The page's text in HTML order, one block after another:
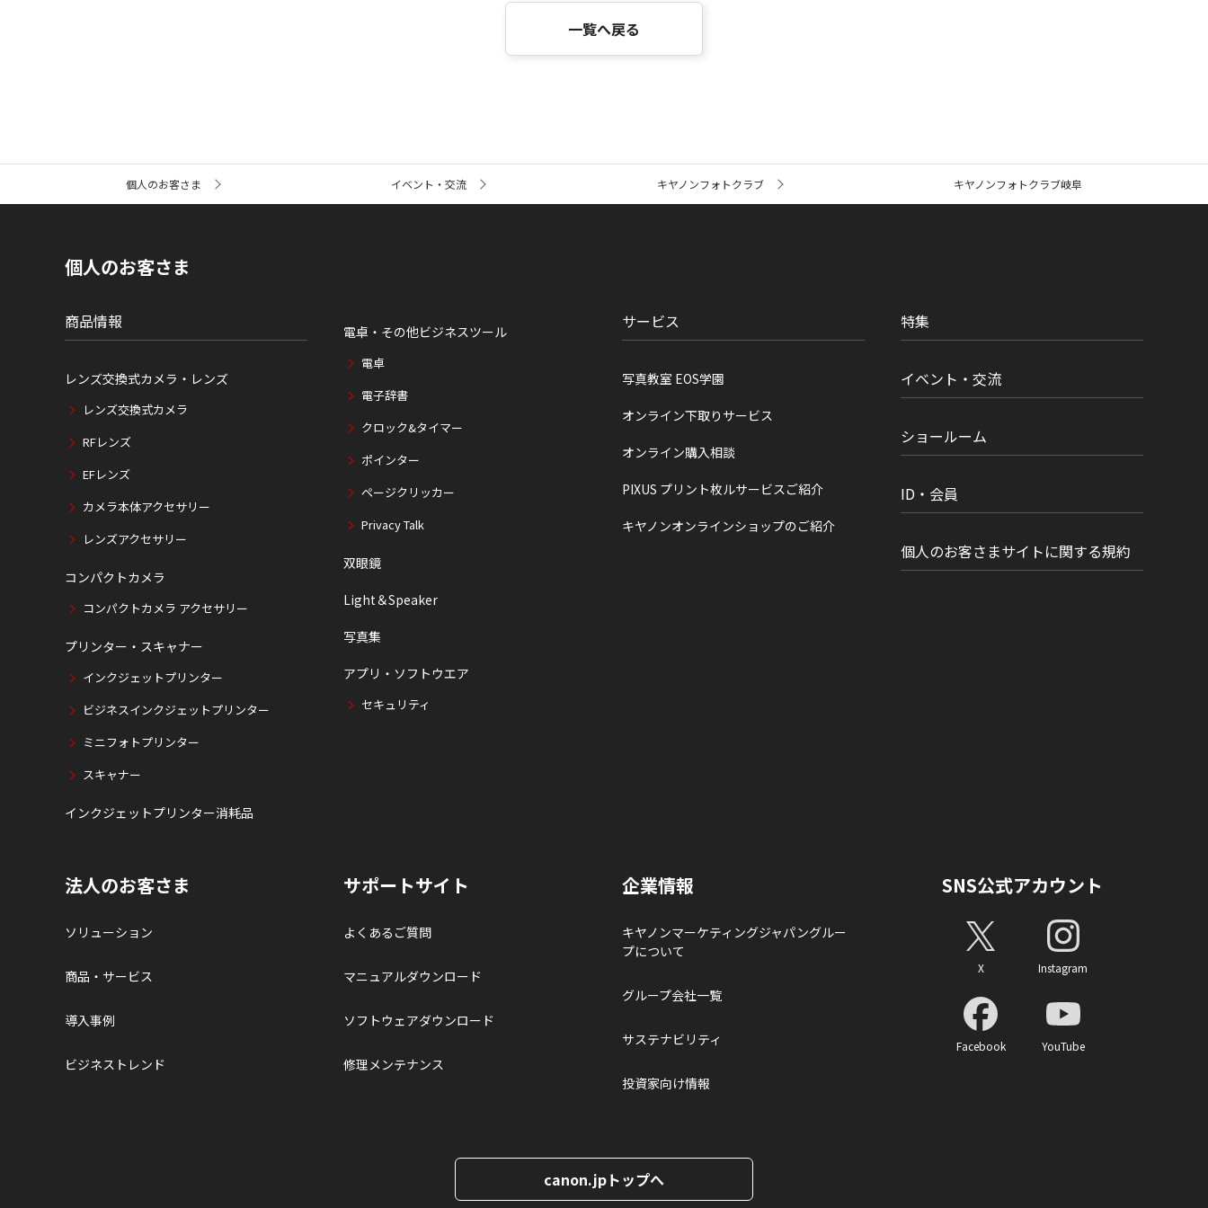
一覧へ戻る
ト
個人のお客さま イベント・交流 キヤノンフォトクラブ キヤノンフォトクラブ岐阜
個人のお客さま
商品情報
レンズ交換式カメラ・レンズ
レンズ交換式カメラ
RFレンズ
EFレンズ
カメラ本体アクセサリー
レンズアクセサリー
コンパクトカメラ
コンパクトカメラ アクセサリー
プリンター・スキャナー
インクジェットプリンター
ビジネスインクジェットプリンター
ミニフォトプリンター
スキャナー
インクジェットプリンター消耗品
電卓・その他ビジネスツール
電卓
電子辞書
クロック&タイマー
ポインター
ページクリッカー
Privacy Talk
双眼鏡
Light＆Speaker
写真集
アプリ・ソフトウエア
セキュリティ
サービス
写真教室 EOS学園
オンライン下取りサービス
オンライン購入相談
PIXUS プリント枚ルサービスご紹介
キヤノンオンラインショップのご紹介
特集
イベント・交流
ショールーム
ID・会員
個人のお客さまサイトに関する規約
法人のお客さま
ソリューション
商品・サービス
導入事例
ビジネストレンド
サポートサイト
よくあるご質問
マニュアルダウンロード
ソフトウェアダウンロード
修理メンテナンス
企業情報
キヤノンマーケティングジャパングルー
プについて
グループ会社一覧
サステナビリティ
投資家向け情報
SNS公式アカウント
X Instagram
Facebook YouTube
canon.jpトップへ